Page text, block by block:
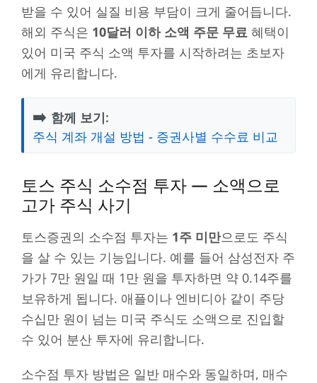
받을 수 있어 실질 비용 부담이 크게 줄어듭니다.
해외 주식은 10달러 이하 소액 주문 무료 혜택이
있어 미국 주식 소액 투자를 시작하려는 초보자
에게 유리합니다.
➡️ 함께 보기:
주식 계좌 개설 방법 - 증권사별 수수료 비교
토스 주식 소수점 투자 — 소액으로
고가 주식 사기
토스증권의 소수점 투자는 1주 미만으로도 주식
을 살 수 있는 기능입니다. 예를 들어 삼성전자 주
가가 7만 원일 때 1만 원을 투자하면 약 0.14주를
보유하게 됩니다. 애플이나 엔비디아 같이 주당
수십만 원이 넘는 미국 주식도 소액으로 진입할
수 있어 분산 투자에 유리합니다.
소수점 투자 방법은 일반 매수와 동일하며, 매수